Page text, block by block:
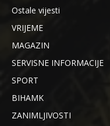
Ostale vijesti
VRIJEME
MAGAZIN
SERVISNE INFORMACIJE
SPORT
BIHAMK
ZANIMLJIVOSTI